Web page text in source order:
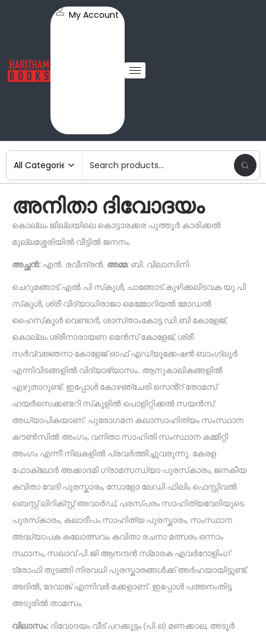
My Account
അനിതാ ദിവോദയം
കൊല്ലം ജില്ലയിലെ കൊട്ടാരക്കര പുത്തൂർ കാരിക്കൽ
മുല്ലശ്ശേരിയിൽ വീട്ടിൽ ജനനം.
അച്ഛൻ: എൻ. രവീന്ദ്രൻ. അമ്മ: ബി. വിലാസിനി.
ചെറുമങ്ങാട് എൽ.പി സ്‌കൂൾ, പാങ്ങോട് കുഴിക്കലിടവക യു.പി
സ്‌കൂൾ, ശ്രീ വിദ്യാധിരാജാ മെമ്മോറിയൽ മോഡൽ
ഹൈസ്‌കൂൾ വെണ്ടാർ, ശാസ്‌താംകോട്ട ഡി.ബി കോളേജ്,
കൊല്ലം ശ്രീനാരായണ മെൻസ് കോളേജ്, ശ്രീ
സർവ്വജ്ഞനാ കോളേജ് ഓഫ് എഡ്യൂക്കേഷൻ ബാംഗ്ലൂർ
എന്നിവിടങ്ങളിൽ വിദ്യാഭ്യാസം. ആനുകാലികങ്ങളിൽ
എഴുതാറുണ്ട്. ഇപ്പോൾ കോഴഞ്ചേരി സെൻ്റ് തോമസ്
ഹയർസെക്കണ്ടറി സ്‌കൂളിൽ പൊളിറ്റിക്കൽ സയൻസ്
അധ്യാപികയാണ്. പുരോഗമന കലാസാഹിത്യം സംസ്ഥാന
കൗൺസിൽ അംഗം, വനിതാ സാഹിതി സംസ്ഥാന കമ്മിറ്റി
അംഗം എന്നീ നിലകളിൽ പ്രവർത്തിച്ചുവരുന്നു. കേരള
ഫോക്ലോർ അക്കാദമി ഗ്രാമസന്ധ്യാ പുരസ്‌കാരം, ജനകീയ
കവിതാ വേദി പുരസ്കാരം, സോളോ ലേഡി ഫിലിം ഫെസ്റ്റിവൽ
ബെസ്റ്റ് ലിറിക്സ്റ്റ് അവാർഡ്, പരസ്പ‌രം സാഹിത്യവേദിയുടെ
പുരസ്‌കാരം, കലാദീപം സാഹിത്യ പുരസ്കാരം, സംസ്ഥാന
അദ്ധ്യാപക കലോത്സവം കവിതാ രചനാ മത്സരം ഒന്നാം
സ്ഥാനം, സഖാവ് പി.ജി ആനന്ദൻ സ്‌മാരക എവർറോളിംഗ്
ട്രോഫി തുടങ്ങി നിരവധി പുരസ്കാരങ്ങൾക്ക് അർഹയായിട്ടുണ്ട്.
അദിൽ, ദേവാങ്ക് എന്നിവർ മക്കളാണ്. ഇപ്പോൾ പത്തനംതിട്ട
അടൂരിൽ താമസം.
വിലാസം: ദിവോദയം വീട് പറക്കൂട്ടം (പി.ഒ) മണക്കാല, അടൂർ